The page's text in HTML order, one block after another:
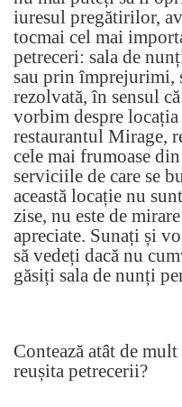
iuresul pregătirilor,
tocmai cel mai
petreceri: sala de
sau prin împrejurimi,
rezolvată, în sensul
vorbim despre
restaurantul Mirage,
cele mai frumoase
serviciile de care se
această locație nu
zise, nu este de
apreciate. Sunați și
să vedeți dacă nu
găsiți sala de nunți
Contează atât de mult
reușita petrecerii?